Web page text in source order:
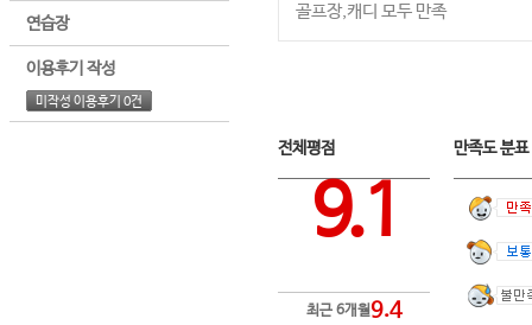
연습장
이용후기 작성
미작성 이용후기 0건
골프장,캐디 모두 만족
전체평점
9.1
최근 6개월9.4
만족도 분